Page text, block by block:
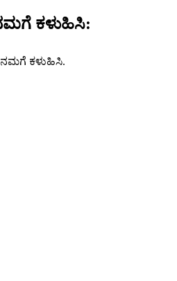
ಕಳುಹಿಸಿ:
ನಮಗೆ ಕಳುಹಿಸಿ.